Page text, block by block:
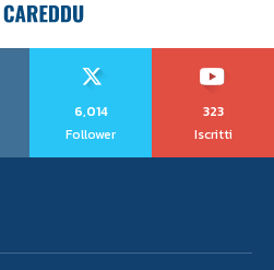
6,014
Follower
323
Iscritti